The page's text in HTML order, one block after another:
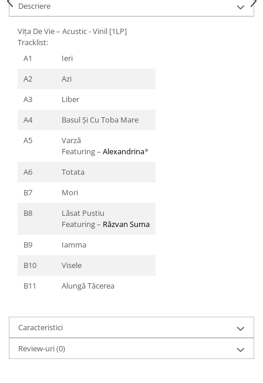
Descriere
Vița De Vie – Acustic - Vinil [1LP]
Tracklist:
A1
Ieri
A2
Azi
A3
Liber
A4
Basul Și Cu Toba Mare
A5
Varză
Featuring – Alexandrina*
A6
Totata
B7
Mori
B8
Lăsat Pustiu
Featuring – Răzvan Suma
B9
Iamma
B10
Visele
B11
Alungă Tăcerea
Caracteristici
Review-uri(0)